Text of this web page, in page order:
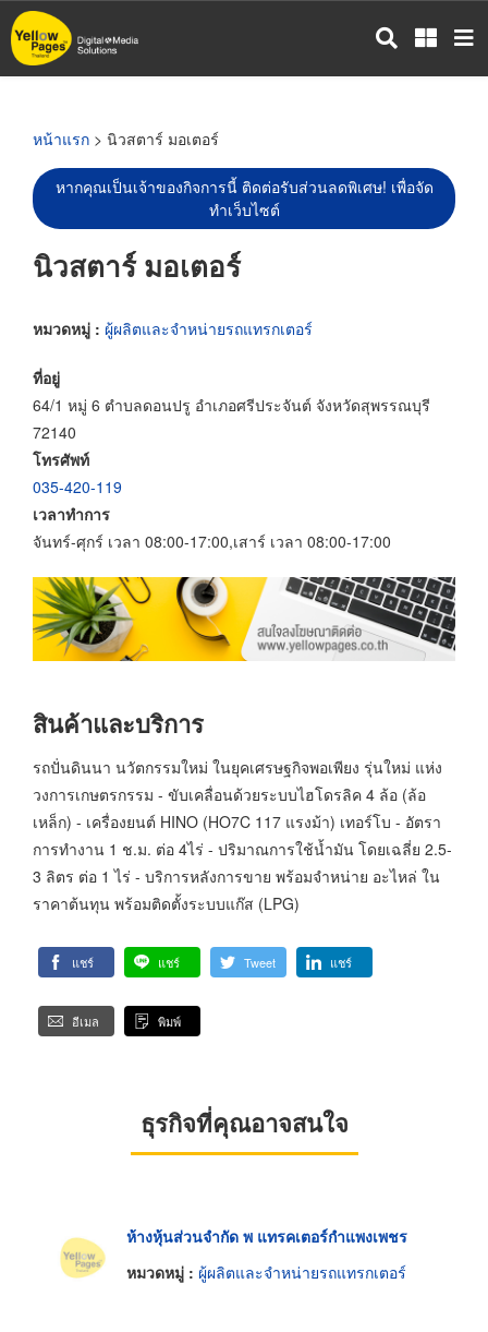
ข้าม
ไป
หน้าแรก > นิวสตาร์ มอเตอร์
หากคุณเป็นเจ้าของกิจการนี้ ติดต่อรับส่วนลดพิเศษ! เพื่อจัด
ทำเว็บไซต์
นิวสตาร์ มอเตอร์
หมวดหมู่ : ผู้ผลิตและจำหน่ายรถแทรกเตอร์
ที่อยู่
64/1 หมู่ 6 ตำบลดอนปรู อำเภอศรีประจันต์ จังหวัดสุพรรณบุรี
72140
โทรศัพท์
035-420-119
เวลาทำการ
จันทร์-ศุกร์ เวลา 08:00-17:00,เสาร์ เวลา 08:00-17:00
สินค้าและบริการ
รถปั่นดินนา นวัตกรรมใหม่ ในยุคเศรษฐกิจพอเพียง รุ่นใหม่ แห่ง
วงการเกษตรกรรม - ขับเคลื่อนด้วยระบบไฮโดรลิค 4 ล้อ (ล้อ
เหล็ก) - เครื่องยนต์ HINO (HO7C 117 แรงม้า) เทอร์โบ - อัตรา
การทำงาน 1 ช.ม. ต่อ 4ไร่ - ปริมาณการใช้น้ำมัน โดยเฉลี่ย 2.5-
3 ลิตร ต่อ 1 ไร่ - บริการหลังการขาย พร้อมจำหน่าย อะไหล่ ใน
ราคาต้นทุน พร้อมติดตั้งระบบแก๊ส (LPG)
แชร์ แชร์ Tweet แชร์
อีเมล พิมพ์
ธุรกิจที่คุณอาจสนใจ
ห้างหุ้นส่วนจำกัด พ แทรคเตอร์กำแพงเพชร
หมวดหมู่ : ผู้ผลิตและจำหน่ายรถแทรกเตอร์